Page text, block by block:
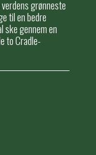
grønneste
til en bedre
ske gennem en
to Cradle-